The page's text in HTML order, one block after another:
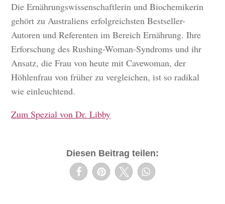
Die Ernährungswissenschaftlerin und Biochemikerin
gehört zu Australiens erfolgreichsten Bestseller-
Autoren und Referenten im Bereich Ernährung. Ihre
Erforschung des Rushing-Woman-Syndroms und ihr
Ansatz, die Frau von heute mit Cavewoman, der
Höhlenfrau von früher zu vergleichen, ist so radikal
wie einleuchtend.
Zum Spezial von Dr. Libby
Diesen Beitrag teilen: